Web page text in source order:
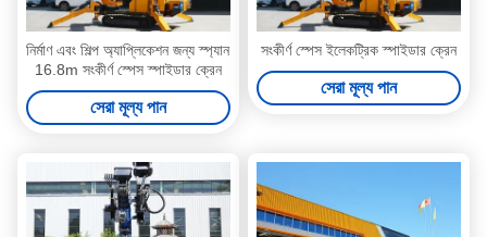
নির্মাণ এবং শিল্প অ্যাপ্লিকেশন জন্য স্প্যান
16.8m সংকীর্ণ স্পেস স্পাইডার ক্রেন
সেরা মূল্য পান
সংকীর্ণ স্পেস ইলেকট্রিক স্পাইডার ক্রেন
সেরা মূল্য পান